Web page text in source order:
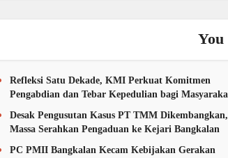
You
Refleksi Satu Dekade, KMI Perkuat Komitmen
Pengabdian dan Tebar Kepedulian bagi
Desak Pengusutan Kasus PT TMM Dikembangkan,
Massa Serahkan Pengaduan ke Kejari Bangkalan
PC PMII Bangkalan Kecam Kebijakan Gerakan